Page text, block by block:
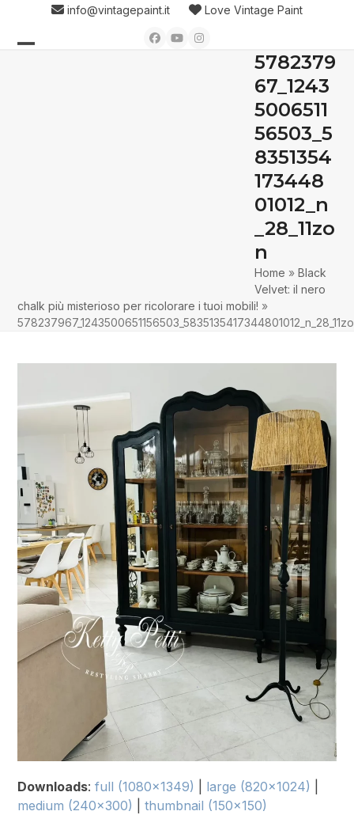
content
info@vintagepaint.it Love Vintage Paint
Facebook
YouTubeInstagram
5782379
67_1243
5006511
56503_5
8351354
173448
01012_n
_28_11zo
n
Home »Black
Velvet: il nero
chalk più misterioso per ricolorare i tuoi mobili! »
Downloads:full (1080x1349) large (820x1024)
medium (240x300)
|thumbnail (150x150)